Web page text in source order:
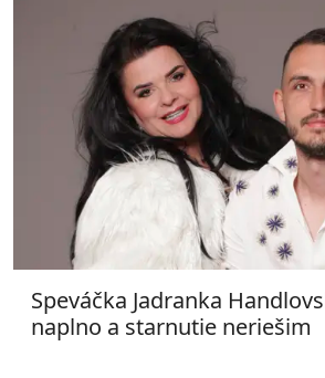
Speváčka Jadranka
naplno a starnutie neriešim